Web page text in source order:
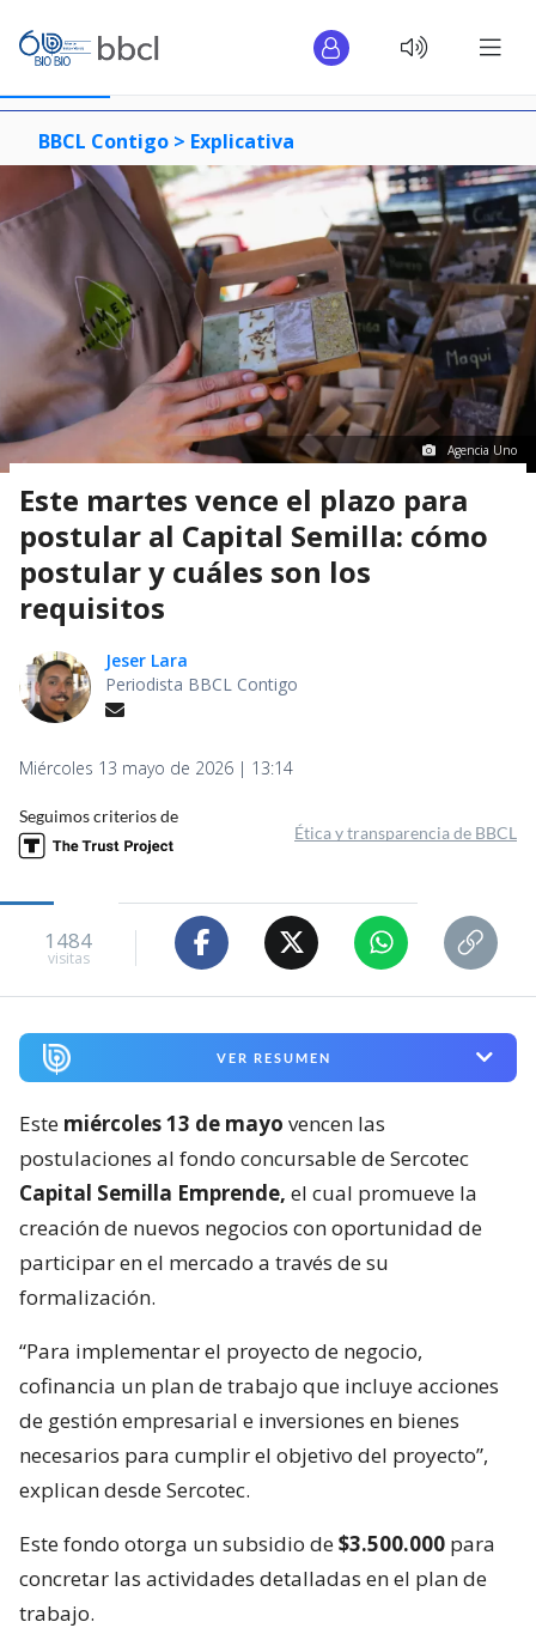
BBCL Contigo > Explicativa
Agencia Uno
Este martes vence el plazo para
postular al Capital Semilla: cómo
postular y cuáles son los
requisitos
Jeser Lara
Periodista BBCL Contigo
Miércoles 13 mayo de 2026 | 13:14
Seguimos criterios de
Ética y transparencia de BBCL
1484
visitas
VER RESUMEN
Este miércoles 13 de mayo vencen las
postulaciones al fondo concursable de Sercotec
Capital Semilla Emprende, el cual promueve la
creación de nuevos negocios con oportunidad de
participar en el mercado a través de su
formalización.
“Para implementar el proyecto de negocio,
cofinancia un plan de trabajo que incluye acciones
de gestión empresarial e inversiones en bienes
necesarios para cumplir el objetivo del proyecto”,
explican desde Sercotec.
Este fondo otorga un subsidio de$3.500.000 para
concretar las actividades detalladas en el plan de
trabajo.